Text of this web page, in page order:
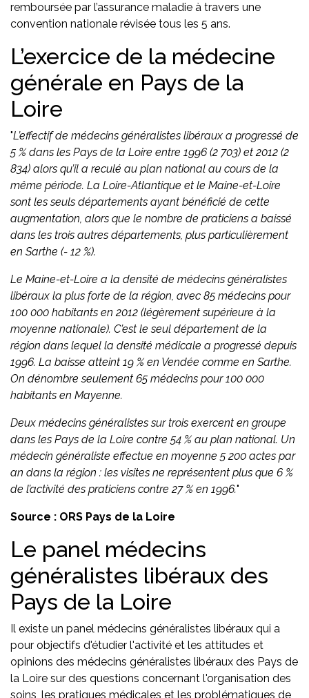
remboursée par l’assurance maladie à travers une
convention nationale révisée tous les 5 ans.
L’exercice de la médecine
générale en Pays de la
Loire
"L’effectif de médecins généralistes libéraux a progressé de
5 % dans les Pays de la Loire entre 1996 (2 703) et 2012 (2
834) alors qu’il a reculé au plan national au cours de la
même période. La Loire-Atlantique et le Maine-et-Loire
sont les seuls départements ayant bénéficié de cette
augmentation, alors que le nombre de praticiens a baissé
dans les trois autres départements, plus particulièrement
en Sarthe (- 12 %).
Le Maine-et-Loire a la densité de médecins généralistes
libéraux la plus forte de la région, avec 85 médecins pour
100 000 habitants en 2012 (légèrement supérieure à la
moyenne nationale). C’est le seul département de la
région dans lequel la densité médicale a progressé depuis
1996. La baisse atteint 19 % en Vendée comme en Sarthe.
On dénombre seulement 65 médecins pour 100 000
habitants en Mayenne.
Deux médecins généralistes sur trois exercent en groupe
dans les Pays de la Loire contre 54 % au plan national. Un
médecin généraliste effectue en moyenne 5 200 actes par
an dans la région : les visites ne représentent plus que 6 %
de l’activité des praticiens contre 27 % en 1996."
Source : ORS Pays de la Loire
Le panel médecins
généralistes libéraux des
Pays de la Loire
Il existe un panel médecins généralistes libéraux qui a
pour objectifs d'étudier l'activité et les attitudes et
opinions des médecins généralistes libéraux des Pays de
la Loire sur des questions concernant l'organisation des
soins, les pratiques médicales et les problématiques de